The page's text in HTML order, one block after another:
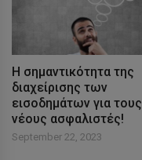
Η σημαντικότητα της
διαχείρισης των
εισοδημάτων για τους
νέους ασφαλιστές!
September 22, 2023